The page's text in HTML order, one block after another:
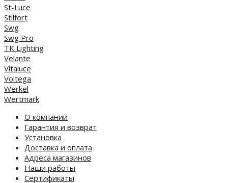
St-Luce
Stilfort
Swg
Swg Pro
TK Lighting
Velante
Vitaluce
Voltega
Werkel
Wertmark
О компании
Гарантия и возврат
Установка
Доставка и оплата
Адреса магазинов
Наши работы
Сертификаты